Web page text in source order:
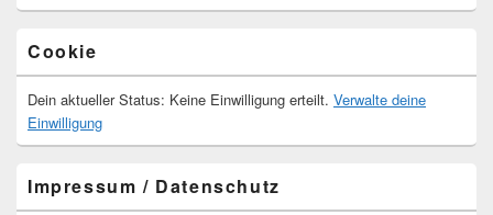
Cookie
Dein aktueller Status: Keine Einwilligung erteilt. Verwalte deine
Einwilligung
Impressum / Datenschutz